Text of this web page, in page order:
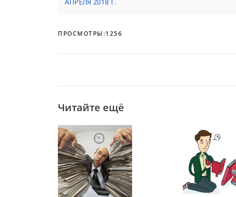
ПРОСМОТРЫ:1256
Читайте ещё